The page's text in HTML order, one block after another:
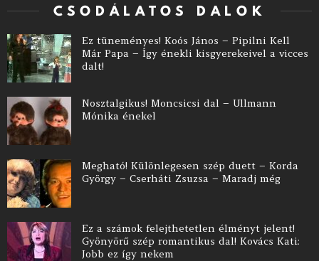
CSODÁLATOS DALOK
Ez tüneményes! Koós János – Pipilni Kell
Már Papa – Így énekli kisgyerekeivel a vicces
dalt!
Nosztalgikus! Moncsicsi dal – Ullmann
Mónika énekel
Megható! Különlegesen szép duett – Korda
György – Cserháti Zsuzsa – Maradj még
Ez a számok felejthetetlen élményt jelent!
Gyönyörű szép romantikus dal! Kovács Kati:
Jobb ez így nekem